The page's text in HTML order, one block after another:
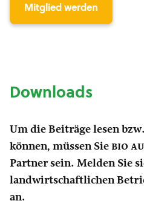
Mitglied werden
Downloads
Um die Beiträge lesen
können, müssen Sie bio
Partner sein. Melden Sie
landwirtschaftlichen
an.